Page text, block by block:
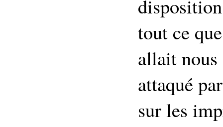
tout ce
allait
attaqué
sur les